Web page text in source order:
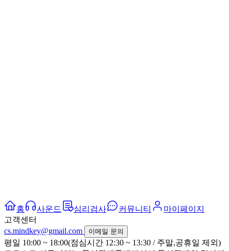
홈 사운드 심리검사 커뮤니티
마이페이지
고객센터
cs.mindkey@gmail.com
이메일 문의
평일 10:00 ~ 18:00(점심시간 12:30 ~ 13:30 / 주말,공휴일 제외)